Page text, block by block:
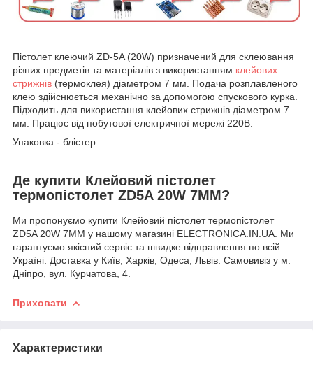
Пістолет клеючий ZD-5A (20W) призначений для склеювання
різних предметів та матеріалів з використанням клейових
стрижнів (термоклея) діаметром 7 мм. Подача розплавленого
клею здійснюється механічно за допомогою спускового курка.
Підходить для використання клейових стрижнів діаметром 7
мм. Працює від побутової електричної мережі 220В.
Упаковка - блістер.
Де купити Клейовий пістолет
термопістолет ZD5A 20W 7MM?
Ми пропонуємо купити Клейовий пістолет термопістолет
ZD5A 20W 7MM у нашому магазині ELECTRONICA.IN.UA. Ми
гарантуємо якісний сервіс та швидке відправлення по всій
Україні. Доставка у Київ, Харків, Одеса, Львів. Самовивіз у м.
Дніпро, вул. Курчатова, 4.
Приховати
Характеристики